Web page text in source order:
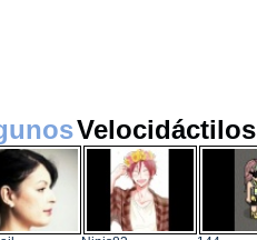
Velocidáctilos